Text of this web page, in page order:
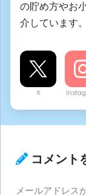
の貯め方やお
介しています。
X
コメント
メールアドレス